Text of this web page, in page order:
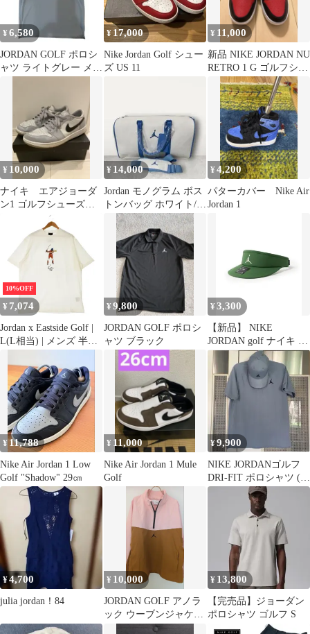
¥ 6,580
JORDAN GOLF ポロシ
ャツ ライトグレー メン
¥ 17,000
Nike Jordan Golf シュー
ズ US 11
¥ 11,000
新品 NIKE JORDAN NU
RETRO 1 G ゴルフシュ
ーズ 26cm
¥ 10,000
ナイキ エアジョーダ
ン1 ゴルフシューズ
¥ 14,000
Jordan モノグラム ボス
トンバッグ ホワイト/ブ
ルー 未使用
¥4,200
パターカバー Nike Air
Jordan 1
10%OFF
¥ 7,074
Jordan x Eastside Golf |
L(L相当) | メンズ 半袖
【中古】ゴルフウェア
¥9,800
JORDAN GOLF ポロシ
ャツ ブラック
¥3,300
【新品】 NIKE
JORDAN golf ナイキ ジ
ョーダン ゴルフ バイザ
ー
¥ 11,788
Nike Air Jordan 1 Low
Golf "Shadow" 29㎝
¥ 11,000
Nike Air Jordan 1 Mule
Golf
¥9,900
NIKE JORDANゴルフ
DRI-FIT ポロシャツ (L)
キャップセット
¥4,700
julia jordan！84
¥ 10,000
JORDAN GOLF アノラ
ック ウーブンジャケッ
トジョーダン ゴルフ 美
¥ 13,800
【完売品】ジョーダン
ポロシャツ ゴルフ S